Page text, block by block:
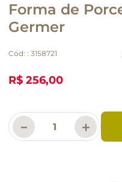
Forma de
Germer
Cód: : 3158721
R$ 256,00
＋
－